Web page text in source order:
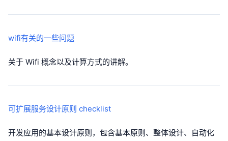
wifi有关的一些问题
关于 Wifi 概念以及计算方式的讲解。
可扩展服务设计原则 checklist
开发应用的基本设计原则，包含基本原则、整体设计、自动化